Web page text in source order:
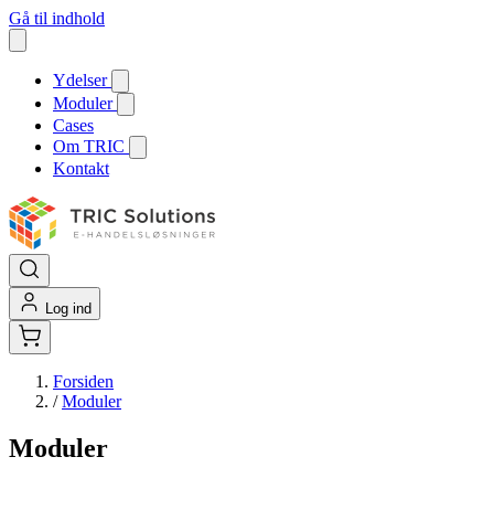
Gå til indhold
Ydelser
Moduler
Cases
Om TRIC
Kontakt
Log ind
Forsiden
/ Moduler
Moduler